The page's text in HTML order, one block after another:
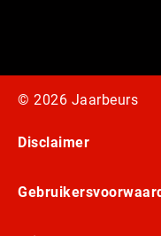
© 2026 Jaarbeurs
Disclaimer